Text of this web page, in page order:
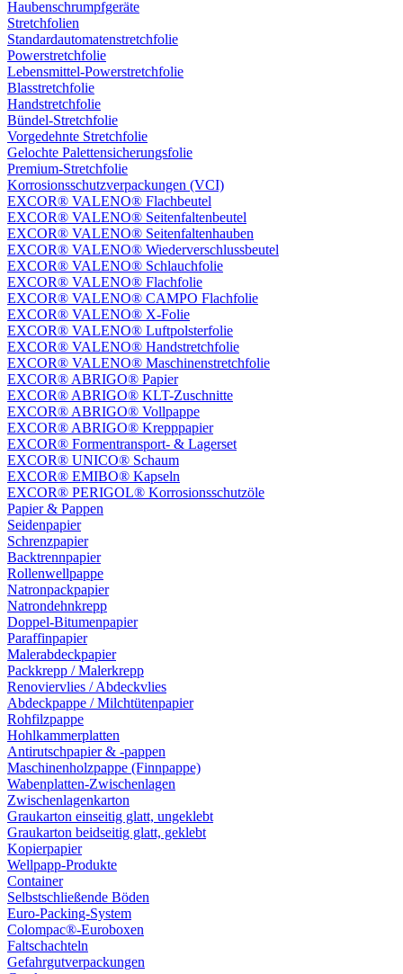
Haubenschrumpfgeräte
Stretchfolien
Standardautomatenstretchfolie
Powerstretchfolie
Lebensmittel-Powerstretchfolie
Blasstretchfolie
Handstretchfolie
Bündel-Stretchfolie
Vorgedehnte Stretchfolie
Gelochte Palettensicherungsfolie
Premium-Stretchfolie
Korrosionsschutzverpackungen (VCI)
EXCOR® VALENO® Flachbeutel
EXCOR® VALENO® Seitenfaltenbeutel
EXCOR® VALENO® Seitenfaltenhauben
EXCOR® VALENO® Wiederverschlussbeutel
EXCOR® VALENO® Schlauchfolie
EXCOR® VALENO® Flachfolie
EXCOR® VALENO® CAMPO Flachfolie
EXCOR® VALENO® X-Folie
EXCOR® VALENO® Luftpolsterfolie
EXCOR® VALENO® Handstretchfolie
EXCOR® VALENO® Maschinenstretchfolie
EXCOR® ABRIGO® Papier
EXCOR® ABRIGO® KLT-Zuschnitte
EXCOR® ABRIGO® Vollpappe
EXCOR® ABRIGO® Krepppapier
EXCOR® Formentransport- & Lagerset
EXCOR® UNICO® Schaum
EXCOR® EMIBO® Kapseln
EXCOR® PERIGOL® Korrosionsschutzöle
Papier & Pappen
Seidenpapier
Schrenzpapier
Backtrennpapier
Rollenwellpappe
Natronpackpapier
Natrondehnkrepp
Doppel-Bitumenpapier
Paraffinpapier
Malerabdeckpapier
Packkrepp / Malerkrepp
Renoviervlies / Abdeckvlies
Abdeckpappe / Milchtütenpapier
Rohfilzpappe
Hohlkammerplatten
Antirutschpapier & -pappen
Maschinenholzpappe (Finnpappe)
Wabenplatten-Zwischenlagen
Zwischenlagenkarton
Graukarton einseitig glatt, ungeklebt
Graukarton beidseitig glatt, geklebt
Kopierpapier
Wellpapp-Produkte
Container
Selbstschließende Böden
Euro-Packing-System
Colompac®-Euroboxen
Faltschachteln
Gefahrgutverpackungen